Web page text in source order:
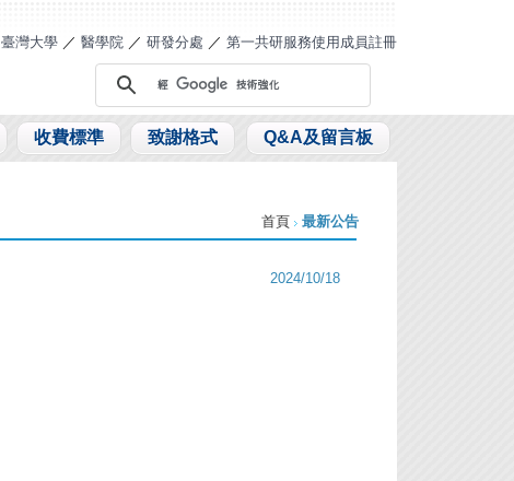
臺灣大學 ／ 醫學院 ／ 研發分處 ／ 第一共研服務使用成員註冊
收費標準 致謝格式 Q&A及留言板
首頁 最新公告
2024/10/18